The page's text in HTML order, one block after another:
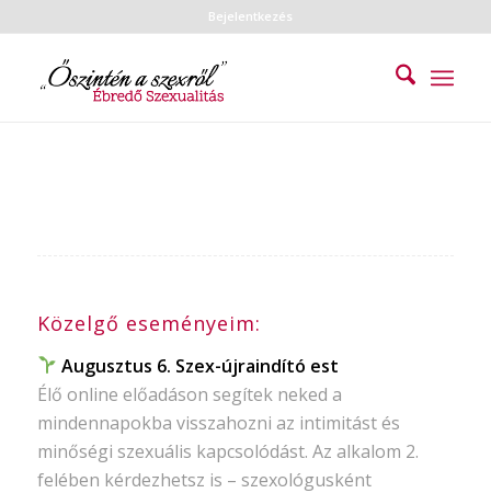
Bejelentkezés
Közelgő eseményeim:
Augusztus 6. Szex-újraindító est
Élő online előadáson segítek neked a
mindennapokba visszahozni az intimitást és
minőségi szexuális kapcsolódást. Az alkalom 2.
felében kérdezhetsz is – szexológusként